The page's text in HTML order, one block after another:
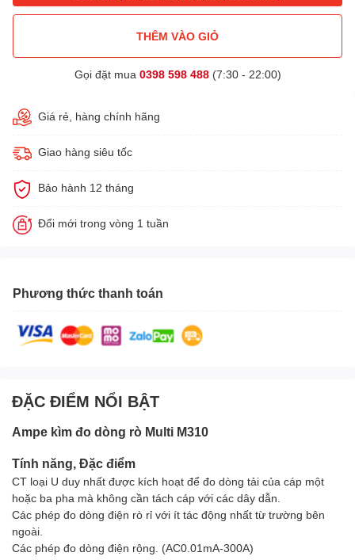
THÊM VÀO GIỎ
Gọi đặt mua 0398 598 488(7:30 - 22:00)
Giá rẻ, hàng chính hãng
Giao hàng siêu tốc
Bảo hành 12 tháng
Đổi mới trong vòng 1 tuần
Phương thức thanh toán
ĐẶC ĐIỂM NỔI BẬT
Ampe kìm đo dòng rò Multi M310
Tính năng, Đặc điểm
CT loại U duy nhất được kích hoạt để đo dòng tải của cáp một
hoặc ba pha mà không cần tách cáp với các dây dẫn.
Các phép đo dòng điện rò rỉ với ít tác động nhất từ trường bên
ngoài.
Các phép đo dòng điện rộng. (AC0.01mA-300A)